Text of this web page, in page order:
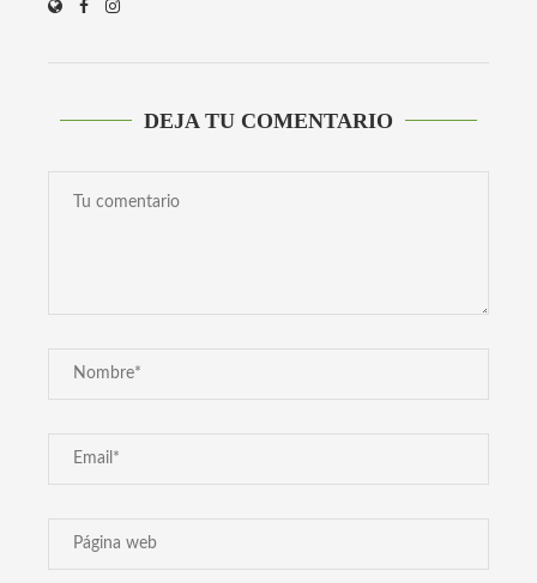
DEJA TU COMENTARIO